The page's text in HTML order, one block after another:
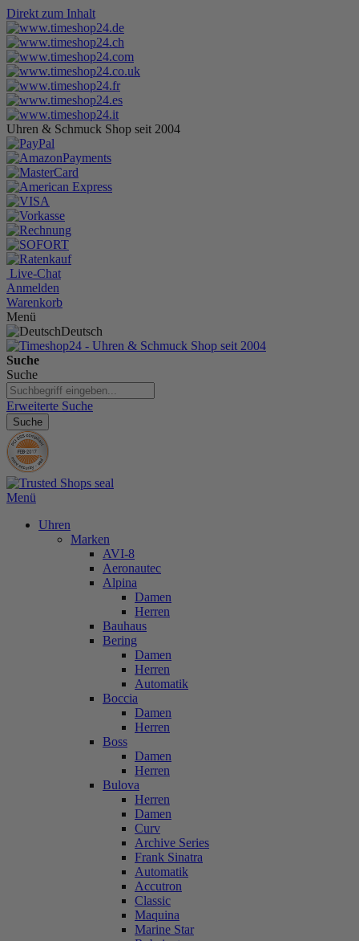
Direkt zum Inhalt
Uhren & Schmuck Shop seit 2004
Live-Chat
Anmelden
Warenkorb
Menü
Deutsch
Suche
Suche
Erweiterte Suche
Suche
Menü
Uhren
Marken
AVI-8
Aeronautec
Alpina
Damen
Herren
Bauhaus
Bering
Damen
Herren
Automatik
Boccia
Damen
Herren
Boss
Damen
Herren
Bulova
Herren
Damen
Curv
Archive Series
Frank Sinatra
Automatik
Accutron
Classic
Maquina
Marine Star